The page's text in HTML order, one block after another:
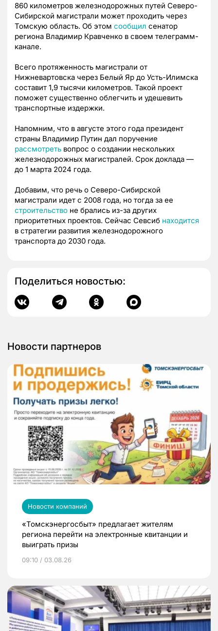
860 километров железнодорожных путей Северо-
Сибирской магистрали может проходить через
Томскую область. Об этом сообщил сенатор
региона Владимир Кравченко в своем телеграмм-
канале.
Всего протяженность магистрали от
Нижневартовска через Белый Яр до Усть-Илимска
составит 1,9 тысячи километров. Такой проект
поможет существенно облегчить и удешевить
транспортные издержки.
Напомним, что в августе этого года президент
страны Владимир Путин дал поручение
рассмотреть вопрос о создании нескольких
железнодорожных магистралей. Срок доклада —
до 1 марта 2024 года.
Добавим, что речь о Северо-Сибирской
магистрали идет с 2008 года, но тогда за ее
строительство не брались из-за других
приоритетных проектов. Сейчас Севсиб находится
в стратегии развития железнодорожного
транспорта до 2030 года.
Поделиться новостью:
Новости партнеров
Новости компаний
«Томскэнергосбыт» предлагает жителям
региона перейти на электронные квитанции и
выиграть призы
09:10 / 03.08.26